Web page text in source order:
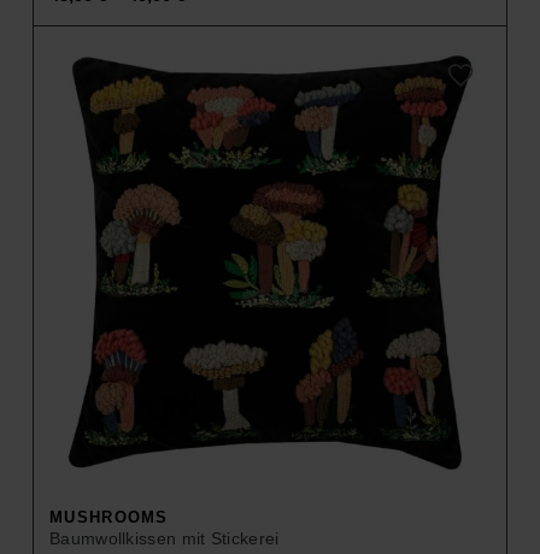
MUSHROOMS
Baumwollkissen mit Stickerei